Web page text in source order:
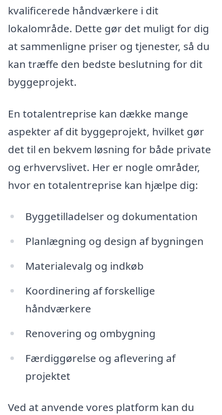
kvalificerede håndværkere i dit
lokalområde. Dette gør det muligt for dig
at sammenligne priser og tjenester, så du
kan træffe den bedste beslutning for dit
byggeprojekt.
En totalentreprise kan dække mange
aspekter af dit byggeprojekt, hvilket gør
det til en bekvem løsning for både private
og erhvervslivet. Her er nogle områder,
hvor en totalentreprise kan hjælpe dig:
Byggetilladelser og dokumentation
Planlægning og design af bygningen
Materialevalg og indkøb
Koordinering af forskellige
håndværkere
Renovering og ombygning
Færdiggørelse og aflevering af
projektet
Ved at anvende vores platform kan du